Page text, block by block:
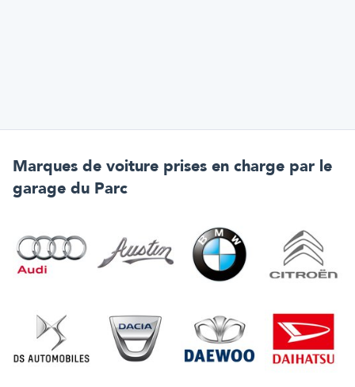
Marques de voiture prises en charge par le
garage du Parc